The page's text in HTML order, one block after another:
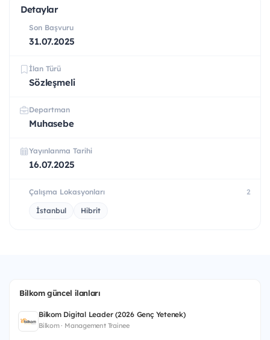
Detaylar
Son Başvuru
31.07.2025
İlan Türü
Sözleşmeli
Departman
Muhasebe
Yayınlanma Tarihi
16.07.2025
Çalışma Lokasyonları 2
İstanbul Hibrit
Bilkom güncel ilanları
Bilkom Digital Leader (2026 Genç Yetenek)
Bilkom · Management Trainee